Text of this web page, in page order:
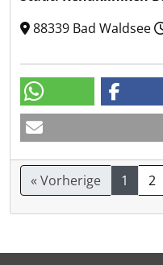
88339 Bad Waldsee
« Vorherige 1 2